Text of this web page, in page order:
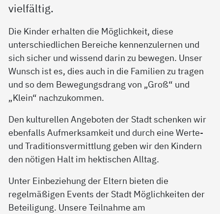
vielfältig.
Die Kinder erhalten die Möglichkeit, diese
unterschiedlichen Bereiche kennenzulernen und
sich sicher und wissend darin zu bewegen. Unser
Wunsch ist es, dies auch in die Familien zu tragen
und so dem Bewegungsdrang von „Groß“ und
„Klein“ nachzukommen.
Den kulturellen Angeboten der Stadt schenken wir
ebenfalls Aufmerksamkeit und durch eine Werte-
und Traditionsvermittlung geben wir den Kindern
den nötigen Halt im hektischen Alltag.
Unter Einbeziehung der Eltern bieten die
regelmäßigen Events der Stadt Möglichkeiten der
Beteiligung. Unsere Teilnahme am